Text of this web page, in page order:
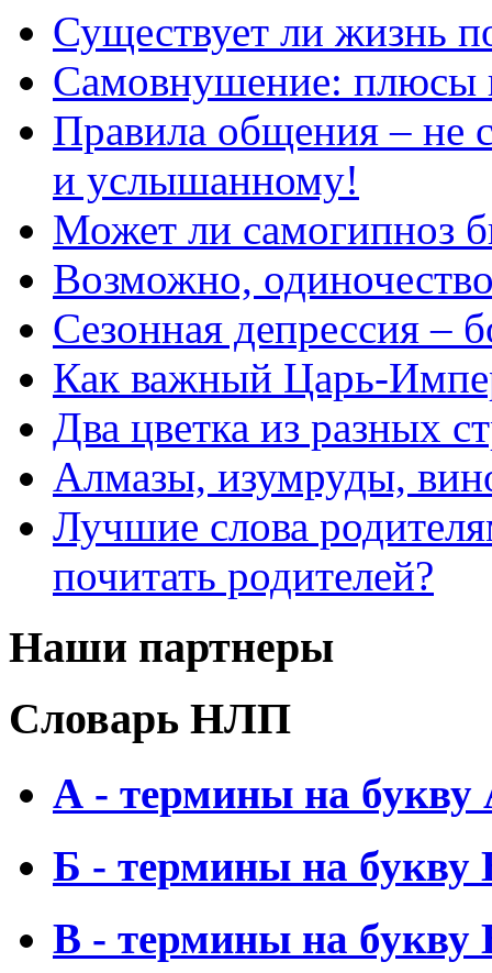
Существует ли жизнь
Самовнушение: плюсы
Правила общения – не
и услышанному!
Может ли самогипноз
Возможно,
Сезонная депрессия –
Как важный Царь-
Два цветка из разных
Алмазы, изумруды,
Лучшие слова
почитать родителей?
Наши партнеры
Словарь НЛП
А - термины на букву
Б - термины на букву
В - термины на букву